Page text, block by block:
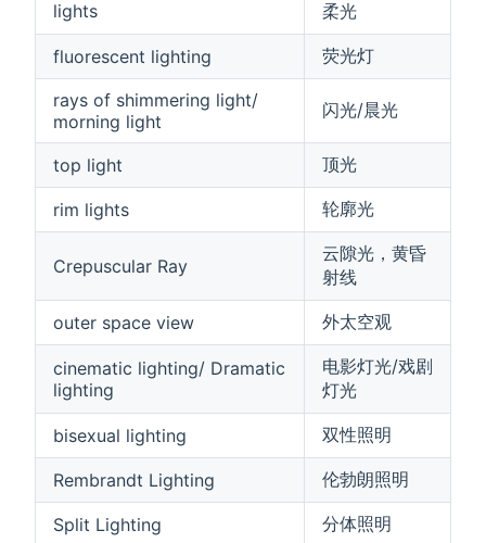
lights 柔光
fluorescent lighting 荧光灯
rays of shimmering light/
morning light
闪光/晨光
top light 顶光
rim lights 轮廓光
Crepuscular Ray
云隙光，黄昏
射线
outer space view 外太空观
cinematic lighting/ Dramatic
lighting
电影灯光/戏剧
灯光
bisexual lighting 双性照明
Rembrandt Lighting 伦勃朗照明
Split Lighting 分体照明